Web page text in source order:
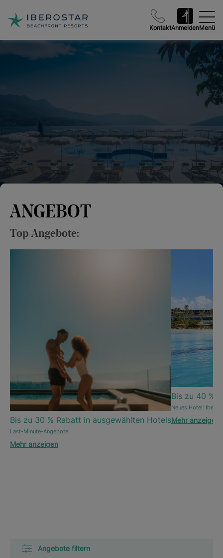
KontaktAnmeldenMenü
ANGEBOT
Top-Angebote:
Bis zu 30 % Rabatt in ausgewählten Hotels
Last-Minute-Angebote
Mehr anzeigen
Bis zu 40 %
Neues Hotel:
Mehr anzeigen
Angebote filtern